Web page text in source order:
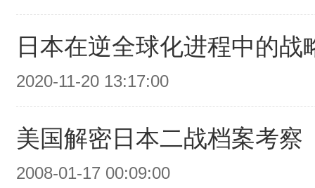
日本在逆全球化进程中的战
2020-11-20 13:17:00
美国解密日本二战档案考察
2008-01-17 00:09:00